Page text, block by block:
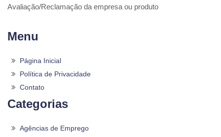
Avaliação/Reclamação da empresa ou produto
Menu
Página Inicial
Política de Privacidade
Contato
Categorias
Agências de Emprego